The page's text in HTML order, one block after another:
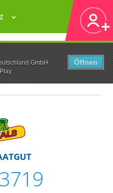
GmbH
Öffnen